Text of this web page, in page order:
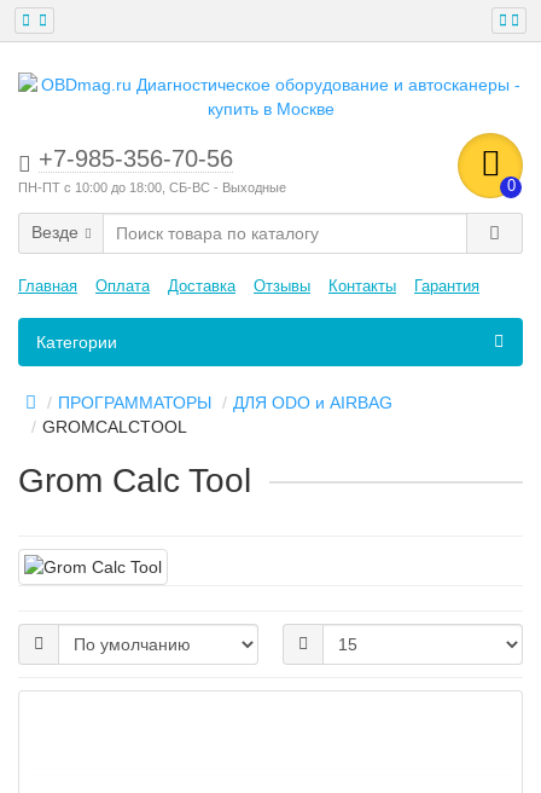
+7-985-356-70-56
ПН-ПТ с 10:00 до 18:00, СБ-ВС - Выходные 0
Везде
Главная Оплата Доставка Отзывы Контакты Гарантия
Категории
ПРОГРАММАТОРЫ
ДЛЯ ODO и AIRBAG
GROMCALCTOOL
Grom Calc Tool